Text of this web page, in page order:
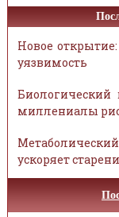
Новое
уязвимость
Биологический
миллениалы
ускоряет